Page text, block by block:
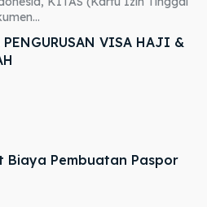
PENGURUSAN VISA HAJI &
Biaya Pembuatan Paspor